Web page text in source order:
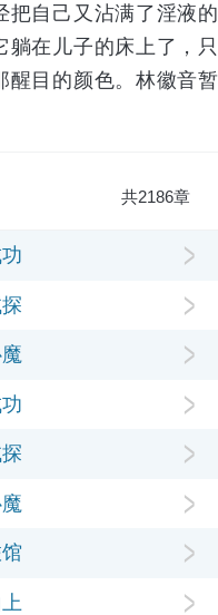
把自己又沾满了淫液的
在儿子的床上了，只
醒目的颜色。林徽音暂
共2186章